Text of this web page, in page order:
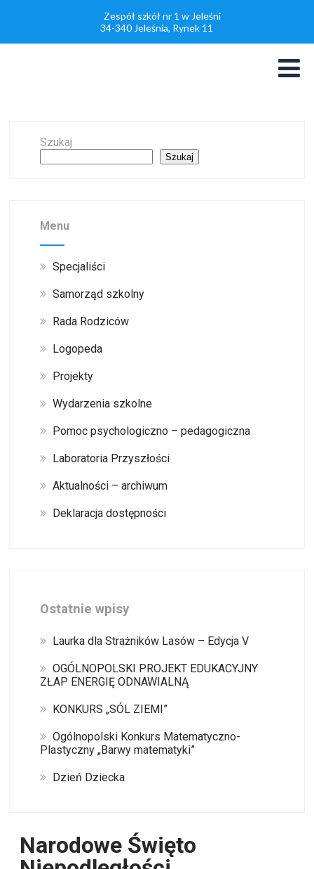
Zespół szkół nr 1 w Jeleśni
34-340 Jeleśnia, Rynek 11
Szukaj
Szukaj
Menu
Specjaliści
Samorząd szkolny
Rada Rodziców
Logopeda
Projekty
Wydarzenia szkolne
Pomoc psychologiczno – pedagogiczna
Laboratoria Przyszłości
Aktualności – archiwum
Deklaracja dostępności
Ostatnie wpisy
Laurka dla Strażników Lasów – Edycja V
OGÓLNOPOLSKI PROJEKT EDUKACYJNY
ZŁAP ENERGIĘ ODNAWIALNĄ
KONKURS „SÓL ZIEMI”
Ogólnopolski Konkurs Matematyczno-
Plastyczny „Barwy matematyki”
Dzień Dziecka
Narodowe Święto